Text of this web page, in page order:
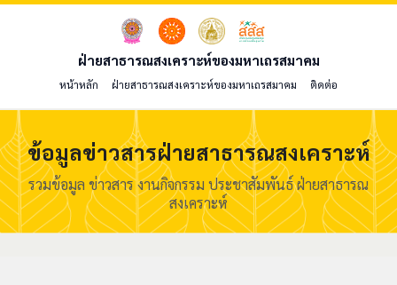
ฝ่ายสาธารณสงเคราะห์ของมหาเถรสมาคม
หน้าหลัก ฝ่ายสาธารณสงเคราะห์ของมหาเถรสมาคม ติดต่อ
ข้อมูลข่าวสารฝ่ายสาธารณสงเคราะห์
รวมข้อมูล ข่าวสาร งานกิจกรรม ประชาสัมพันธ์ ฝ่ายสาธารณ
สงเคราะห์